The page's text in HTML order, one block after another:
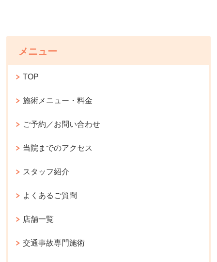
メニュー
TOP
施術メニュー・料金
ご予約／お問い合わせ
当院までのアクセス
スタッフ紹介
よくあるご質問
店舗一覧
交通事故専門施術